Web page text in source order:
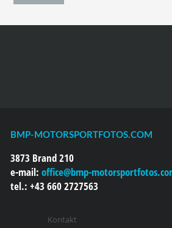
BMP-MOTORSPORTFOTOS.COM
3873 Brand 210
e-mail: office@bmp-
tel.: +43 660 2727563
Kontakt